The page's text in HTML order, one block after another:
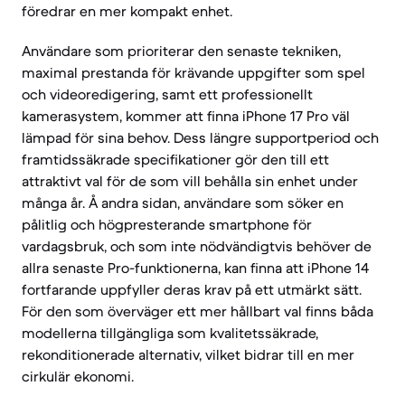
föredrar en mer kompakt enhet.
Användare som prioriterar den senaste tekniken,
maximal prestanda för krävande uppgifter som spel
och videoredigering, samt ett professionellt
kamerasystem, kommer att finna iPhone 17 Pro väl
lämpad för sina behov. Dess längre supportperiod och
framtidssäkrade specifikationer gör den till ett
attraktivt val för de som vill behålla sin enhet under
många år. Å andra sidan, användare som söker en
pålitlig och högpresterande smartphone för
vardagsbruk, och som inte nödvändigtvis behöver de
allra senaste Pro-funktionerna, kan finna att iPhone 14
fortfarande uppfyller deras krav på ett utmärkt sätt.
För den som överväger ett mer hållbart val finns båda
modellerna tillgängliga som kvalitetssäkrade,
rekonditionerade alternativ, vilket bidrar till en mer
cirkulär ekonomi.